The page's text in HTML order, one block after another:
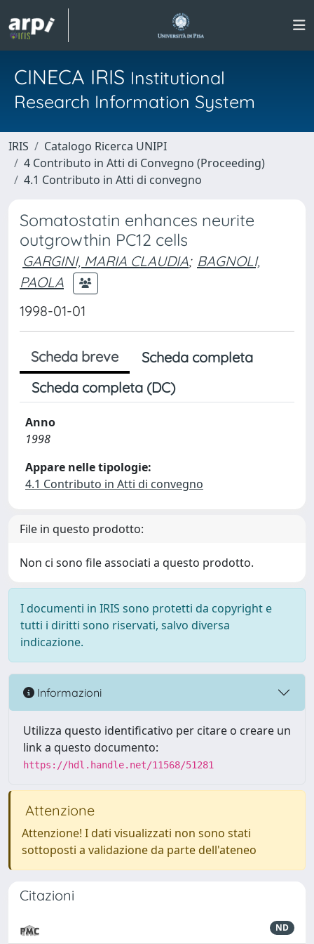
CINECA IRIS Institutional
Research Information System
IRIS
Catalogo Ricerca UNIPI
4 Contributo in Atti di Convegno (Proceeding)
4.1 Contributo in Atti di convegno
Somatostatin enhances neurite
outgrowthin PC12 cells
GARGINI, MARIA CLAUDIA; BAGNOLI,
PAOLA
1998-01-01
Scheda breve
Scheda completa
Scheda completa (DC)
Anno
1998
Appare nelle tipologie:
4.1 Contributo in Atti di convegno
File in questo prodotto:
Non ci sono file associati a questo prodotto.
I documenti in IRIS sono protetti da copyright e
tutti i diritti sono riservati, salvo diversa
indicazione.
Informazioni
Utilizza questo identificativo per citare o creare un
link a questo documento:
https://hdl.handle.net/11568/51281
Attenzione
Attenzione! I dati visualizzati non sono stati
sottoposti a validazione da parte dell'ateneo
Citazioni
ND